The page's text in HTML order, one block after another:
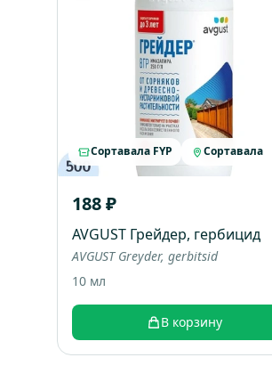
Сортавала FYP Сортавала
188 ₽
AVGUST Грейдер, гербицид
AVGUST Greyder, gerbitsid
10 мл
В корзину